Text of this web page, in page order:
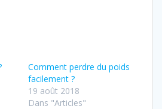
Comment perdre du poids
facilement ?
19 août 2018
Dans "Articles"